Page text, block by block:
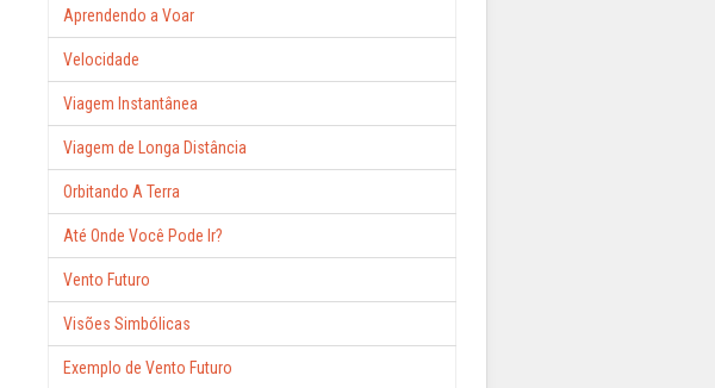
Aprendendo a Voar
Velocidade
Viagem Instantânea
Viagem de Longa Distância
Orbitando A Terra
Até Onde Você Pode Ir?
Vento Futuro
Visões Simbólicas
Exemplo de Vento Futuro